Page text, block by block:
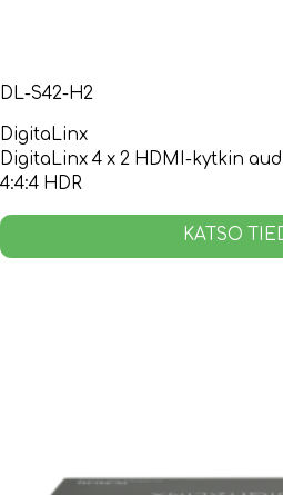
DL-S42-H2
DigitaLinx
DigitaLinx 4 x 2 HDMI-kytkin
4:4:4 HDR
KATSO